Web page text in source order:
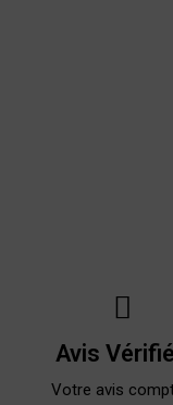
Avis
Votre avis